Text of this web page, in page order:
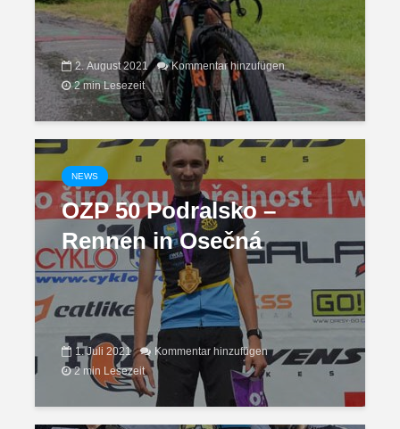
2. August 2021
Kommentar hinzufügen
2 min Lesezeit
NEWS
OZP 50 Podralsko –
Rennen in Osečná
1. Juli 2021
Kommentar hinzufügen
2 min Lesezeit